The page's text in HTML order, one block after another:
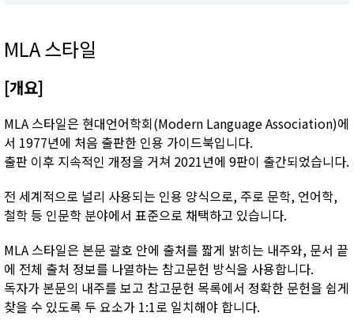
MLA 스타일
[개요]
MLA 스타일은 현대언어학회(Modern Language Association)에
서 1977년에 처음 출판한 인용 가이드북입니다.
출판 이후 지속적인 개정을 거쳐 2021년에 9판이 출간되었습니다.
전 세계적으로 널리 사용되는 인용 양식으로, 주로 문학, 언어학,
철학 등 인문학 분야에서 표준으로 채택하고 있습니다.
MLA 스타일은 본문 괄호 안에 출처를 짧게 밝히는 내주와, 문서 끝
에 전체 출처 정보를 나열하는 참고문헌 방식을 사용합니다.
독자가 본문의 내주를 보고 참고문헌 목록에서 정확한 문헌을 쉽게
찾을 수 있도록 두 요소가 1:1로 일치해야 합니다.